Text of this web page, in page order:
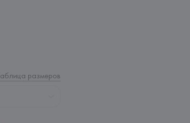
размеров